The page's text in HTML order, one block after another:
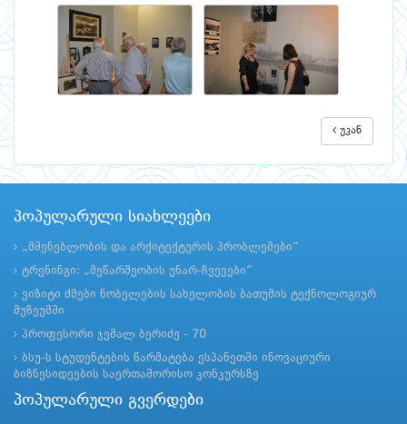
უკან
პოპულარული სიახლეები
„მშენებლობის და არქიტექტურის პრობლემები“
ტრენინგი: „მეწარმეობის უნარ-ჩვევები“
ვიზიტი ძმები ნობელების სახელობის ბათუმის ტექნოლოგიურ
მუზეუმში
პროფესორი ჯემალ ბერიძე - 70
ბსუ-ს სტუდენტების წარმატება ესპანეთში ინოვაციური
ბიზნესიდეების საერთაშორისო კონკურსზე
პოპულარული გვერდები